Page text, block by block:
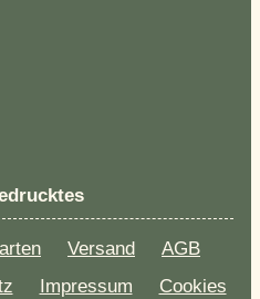
Versand
AGB
Impressum Cookies